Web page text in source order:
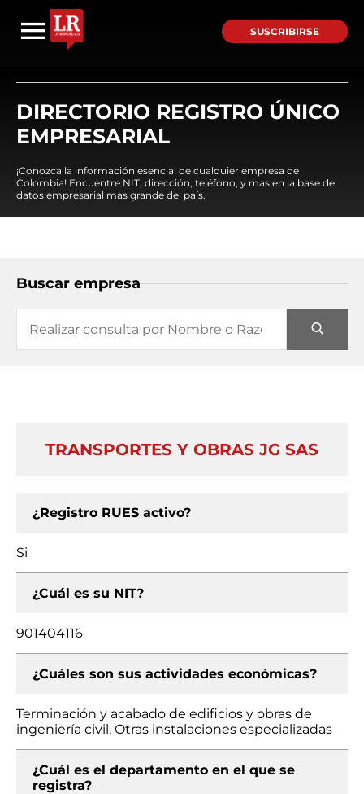
SUSCRIBIRSE
DIRECTORIO REGISTRO ÚNICO
EMPRESARIAL
¡Conozca la información esencial de cualquier empresa de
Colombia! Encuentre NIT, dirección, teléfono, y mas en la base de
datos empresarial mas grande del país.
Buscar empresa
TRANSPORTES Y OBRAS JG SAS
¿Registro RUES activo?
Si
¿Cuál es su NIT?
901404116
¿Cuáles son sus actividades económicas?
Terminación y acabado de edificios y obras de
ingeniería civil, Otras instalaciones especializadas
¿Cuál es el departamento en el que se
registra?